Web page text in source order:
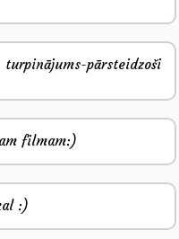
turpinājums-pārsteidzoši
filmam:)
:)